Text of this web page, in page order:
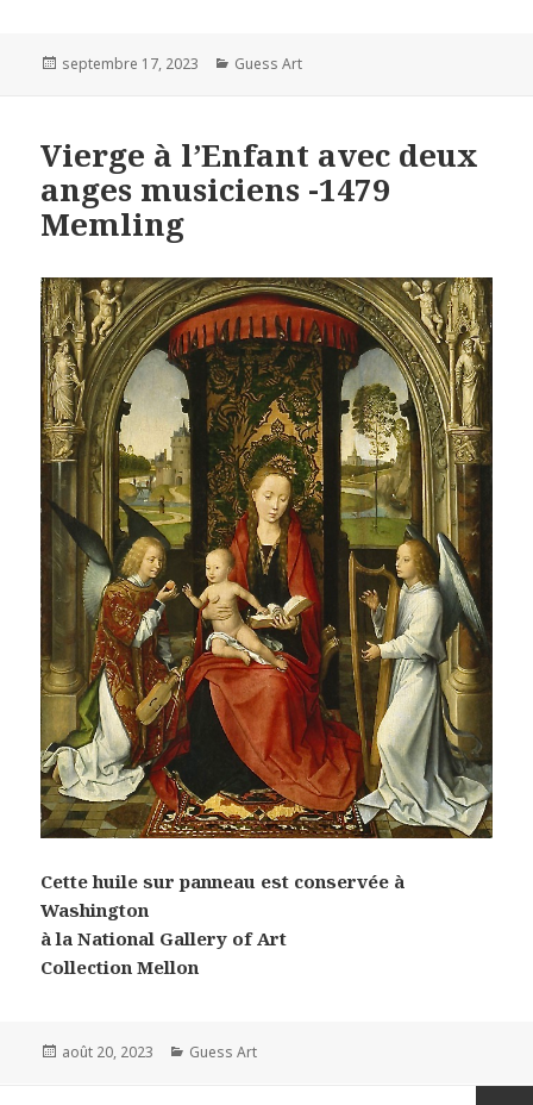
Posted
septembre 17, 2023 Categories
Guess Art
Vierge à l’Enfant avec deux
anges musiciens -1479
Memling
Cette huile sur panneau est conservée à
Washington
à la National Gallery of Art
Collection Mellon
Posted
août 20, 2023 Categories
Guess Art